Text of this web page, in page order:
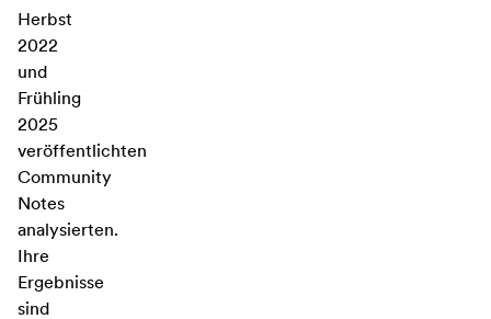
Herbst
2022
und
Frühling
2025
veröffentlichten
Community
Notes
analysierten.
Ihre
Ergebnisse
sind